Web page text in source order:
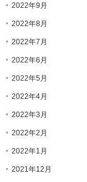
2022年9月
2022年8月
2022年7月
2022年6月
2022年5月
2022年4月
2022年3月
2022年2月
2022年1月
2021年12月